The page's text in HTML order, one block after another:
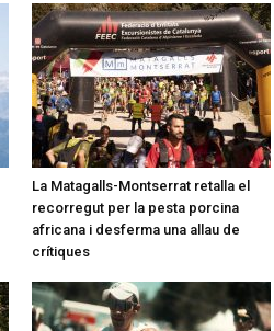
La Matagalls-Montserrat retalla el
recorregut per la pesta porcina
africana i desferma una allau de
crítiques